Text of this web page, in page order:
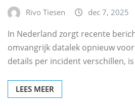
Rivo Tiesen dec 7, 2025
In Nederland zorgt recente
omvangrijk datalek opnieuw
details per incident verschillen,
LEES MEER